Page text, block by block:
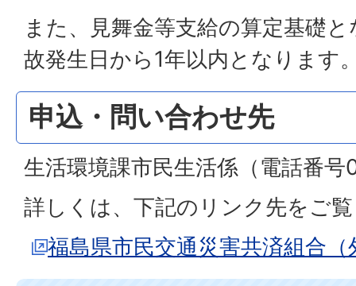
また、見舞金等支給の算定基礎
故発生日から1年以内となります
申込・問い合わせ先
生活環境課市民生活係（電話番
詳しくは、下記のリンク先をご
福島県市民交通災害共済組合